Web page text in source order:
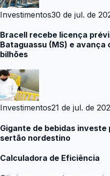
Investimentos30 de jul. de
Bracell recebe licença
Bataguassu (MS) e avança
bilhões
Investimentos21 de jul. de
Gigante de bebidas
sertão nordestino
Calculadora de Eficiência